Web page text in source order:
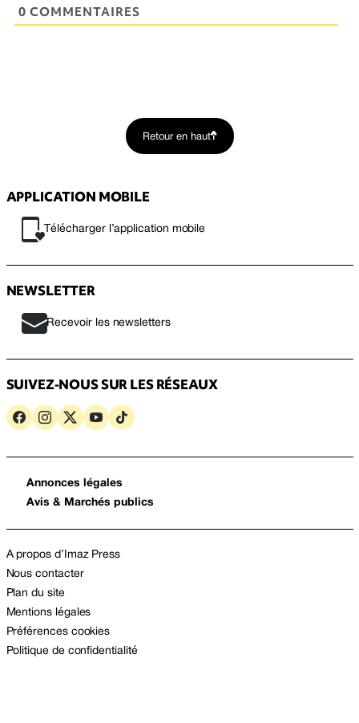
0 COMMENTAIRES
Retour en haut
APPLICATION MOBILE
Télécharger l’application mobile
NEWSLETTER
Recevoir les newsletters
SUIVEZ-NOUS SUR LES RÉSEAUX
Annonces légales
Avis & Marchés publics
A propos d’Imaz Press
Nous contacter
Plan du site
Mentions légales
Préférences cookies
Politique de confidentialité